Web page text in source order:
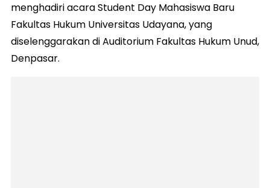
menghadiri acara Student Day Mahasiswa Baru
Fakultas Hukum Universitas Udayana, yang
diselenggarakan di Auditorium Fakultas Hukum Unud,
Denpasar.